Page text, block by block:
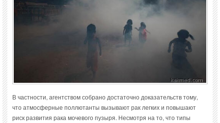
В частности, агентством собрано достаточно доказательств тому,
что атмосферные поллютанты вызывают рак легких и повышают
риск развития рака мочевого пузыря. Несмотря на то, что типы